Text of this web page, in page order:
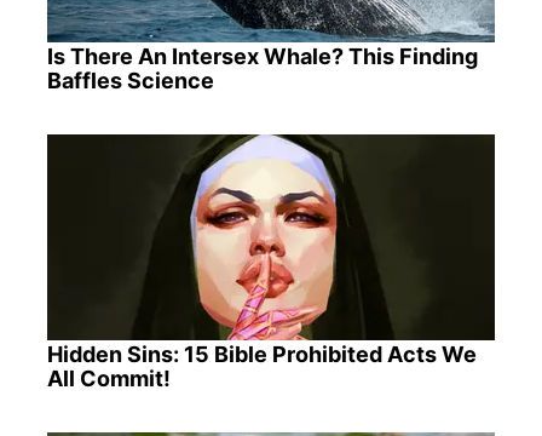
Is There An Intersex Whale? This Finding
Baffles Science
Hidden Sins: 15 Bible Prohibited Acts We
All Commit!